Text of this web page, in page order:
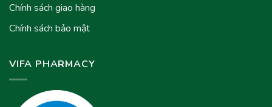
Chính sách giao hàng
Chính sách bảo mật
VIFA PHARMACY